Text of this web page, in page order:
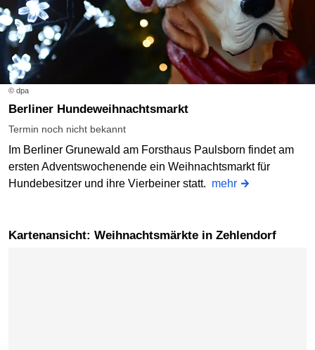
© dpa
Berliner Hundeweihnachtsmarkt
Termin noch nicht bekannt
Im Berliner Grunewald am Forsthaus Paulsborn findet am
ersten Adventswochenende ein Weihnachtsmarkt für
Hundebesitzer und ihre Vierbeiner statt. mehr
Kartenansicht: Weihnachtsmärkte in Zehlendorf